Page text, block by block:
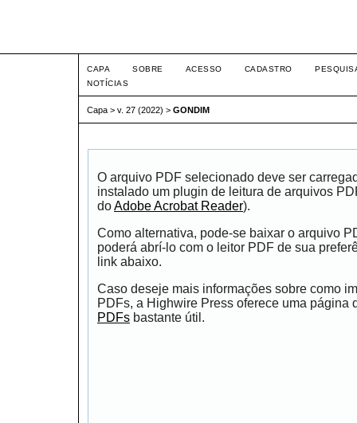
CAPA SOBRE ACESSO CADASTRO
NOTÍCIAS
Capa > v. 27 (2022) > GONDIM
O arquivo PDF selecionado deve ser
instalado um plugin de leitura de arquivos
doAdobe Acrobat Reader).
Como alternativa, pode-se baixar o arquivo
poderá abrí-lo com o leitor PDF de sua
link abaixo.
Caso deseje mais informações sobre como
PDFs, a Highwire Press oferece uma página
PDFs bastante útil.